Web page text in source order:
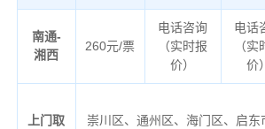
南通-
湘西
260元/票
电话咨询
（实时报
价）
电话
（实
价）
上门取
崇川区、通州区、海门区、启东